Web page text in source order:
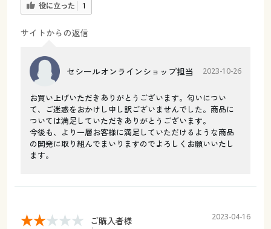
役に立った 1
サイトからの返信
セシールオンラインショップ担当 2023-10-26
お買い上げいただきありがとうございます。匂いについ
て、ご迷惑をおかけし申し訳ございませんでした。商品に
ついては満足していただきありがとうございます。
今後も、より一層お客様に満足していただけるような商品
の開発に取り組んでまいりますのでよろしくお願いいたし
ます。
ご購入者様 2023-04-16